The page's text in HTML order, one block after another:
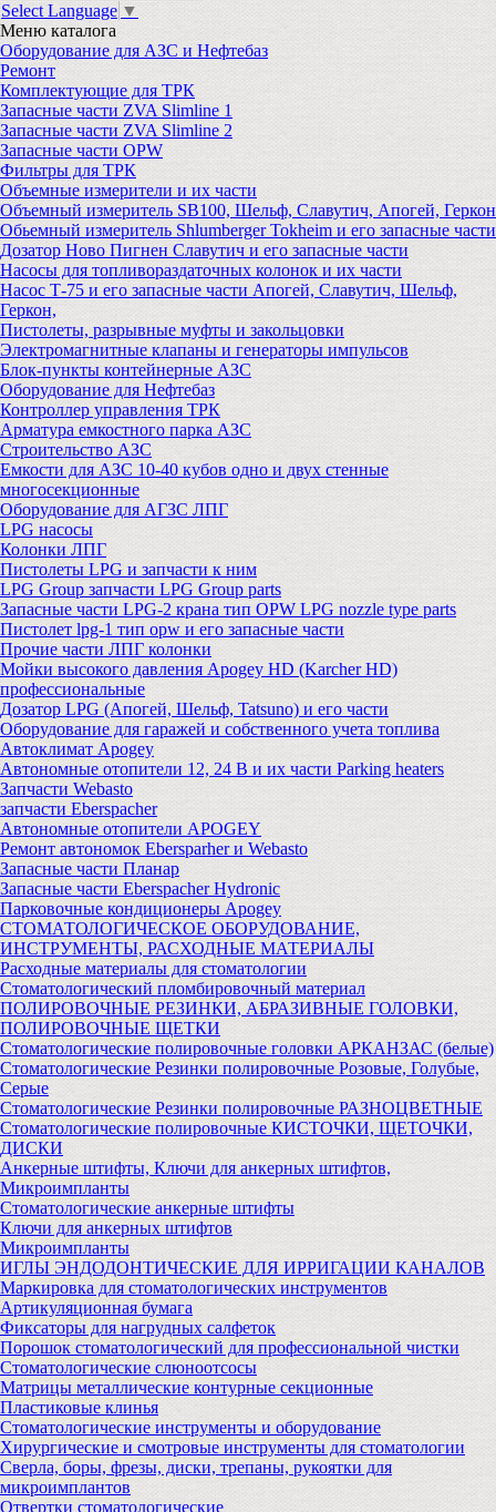
Select Language ▼
Меню каталога
Оборудование для АЗС и Нефтебаз
Ремонт
Комплектующие для ТРК
Запасные части ZVA Slimline 1
Запасные части ZVA Slimline 2
Запасные части OPW
Фильтры для ТРК
Объемные измерители и их части
Объемный измеритель SB100, Шельф, Славутич, Апогей, Геркон
Обьемный измеритель Shlumberger Tokheim и его запасные части
Дозатор Ново Пигнен Славутич и его запасные части
Насосы для топливораздаточных колонок и их части
Насос Т-75 и его запасные части Апогей, Славутич, Шельф,
Геркон,
Пистолеты, разрывные муфты и закольцовки
Электромагнитные клапаны и генераторы импульсов
Блок-пункты контейнерные АЗС
Оборудование для Нефтебаз
Контроллер управления ТРК
Арматура емкостного парка АЗС
Строительство АЗС
Емкости для АЗС 10-40 кубов одно и двух стенные
многосекционные
Оборудование для АГЗС ЛПГ
LPG насосы
Колонки ЛПГ
Пистолеты LPG и запчасти к ним
LPG Group запчасти LPG Group parts
Запасные части LPG-2 крана тип OPW LPG nozzle type parts
Пистолет lpg-1 тип opw и его запасные части
Прочие части ЛПГ колонки
Мойки высокого давления Apogey HD (Karcher HD)
профессиональные
Дозатор LPG (Апогей, Шельф, Tatsuno) и его части
Оборудование для гаражей и собственного учета топлива
Автоклимат Apogey
Автономные отопители 12, 24 В и их части Parking heaters
Запчасти Webasto
запчасти Eberspacher
Автономные отопители APOGEY
Ремонт автономок Ebersparher и Webasto
Запасные части Планар
Запасные части Eberspacher Hydronic
Парковочные кондиционеры Apogey
СТОМАТОЛОГИЧЕСКОЕ ОБОРУДОВАНИЕ,
ИНСТРУМЕНТЫ, РАСХОДНЫЕ МАТЕРИАЛЫ
Расходные материалы для стоматологии
Стоматологический пломбировочный материал
ПОЛИРОВОЧНЫЕ РЕЗИНКИ, АБРАЗИВНЫЕ ГОЛОВКИ,
ПОЛИРОВОЧНЫЕ ЩЕТКИ
Стоматологические полировочные головки АРКАНЗАС (белые)
Стоматологические Резинки полировочные Розовые, Голубые,
Серые
Стоматологические Резинки полировочные РАЗНОЦВЕТНЫЕ
Стоматологические полировочные КИСТОЧКИ, ЩЕТОЧКИ,
ДИСКИ
Анкерные штифты, Ключи для анкерных штифтов,
Микроимпланты
Стоматологические анкерные штифты
Ключи для анкерных штифтов
Микроимпланты
ИГЛЫ ЭНДОДОНТИЧЕСКИЕ ДЛЯ ИРРИГАЦИИ КАНАЛОВ
Маркировка для стоматологических инструментов
Артикуляционная бумага
Фиксаторы для нагрудных салфеток
Порошок стоматологический для профессиональной чистки
Стоматологические слюноотсосы
Матрицы металлические контурные секционные
Пластиковые клинья
Стоматологические инструменты и оборудование
Хирургические и смотровые инструменты для стоматологии
Сверла, боры, фрезы, диски, трепаны, рукоятки для
микроимплантов
Отвертки стоматологические